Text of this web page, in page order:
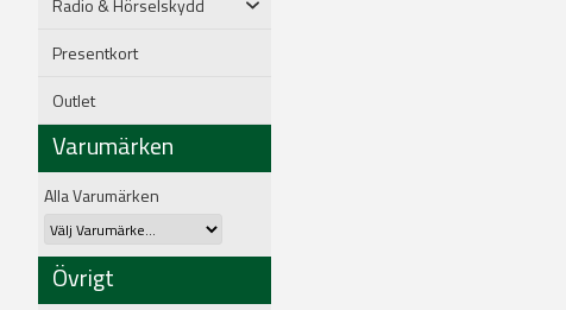
Presentkort
Outlet
Varumärken
Alla Varumärken
Övrigt